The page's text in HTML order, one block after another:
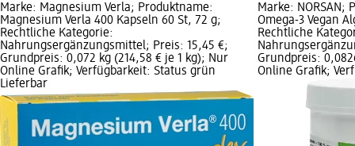
Marke: Magnesium Verla; Produktname:
Magnesium Verla 400 Kapseln 60 St, 72 g;
Rechtliche Kategorie:
Nahrungsergänzungsmittel; Preis: 15,45 €;
Grundpreis: 0,072 kg (214,58 € je 1 kg); Nur
Online Grafik; Verfügbarkeit: Status grün
Lieferbar
Marke: NORSAN;
Omega-3 Vegan
Rechtliche
Grundpreis:
Online Grafik;